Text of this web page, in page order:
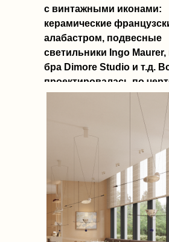
с винтажными иконами:
керамические
алабастром, подвесные
светильники Ingo
бра Dimore Studio и т.д.
проектировалась по
специально под проект.